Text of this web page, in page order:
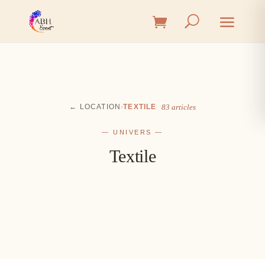
← LOCATION ›TEXTILE 83 articles
— UNIVERS —
Textile